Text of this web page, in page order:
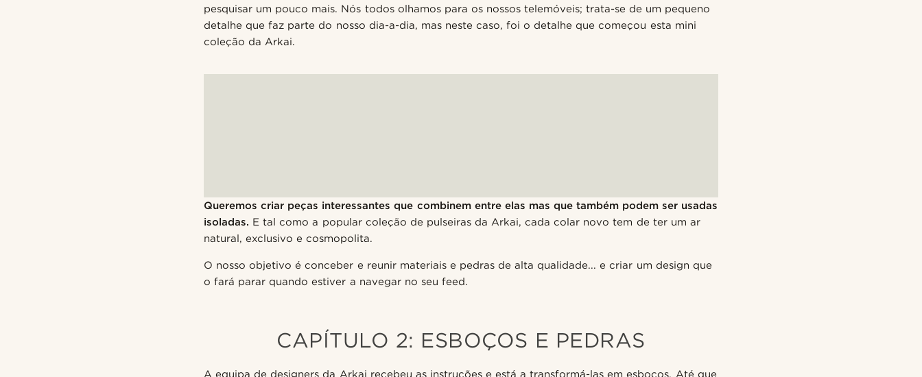
pesquisar um pouco mais. Nós todos olhamos para os nossos telemóveis; trata-se de um pequeno
detalhe que faz parte do nosso dia-a-dia, mas neste caso, foi o detalhe que começou esta mini
coleção da Arkai.
Queremos criar peças interessantes que combinem entre elas mas que também podem ser usadas
isoladas. E tal como a popular coleção de pulseiras da Arkai, cada colar novo tem de ter um ar
natural, exclusivo e cosmopolita.
O nosso objetivo é conceber e reunir materiais e pedras de alta qualidade... e criar um design que
o fará parar quando estiver a navegar no seu feed.
CAPÍTULO 2: ESBOÇOS E PEDRAS
A equipa de designers da Arkai recebeu as instruções e está a transformá-las em esboços. Até que